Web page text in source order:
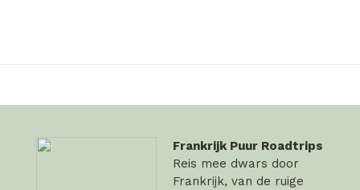
Frankrijk Puur Roadtrips
Reis mee dwars door
Frankrijk, van de ruige